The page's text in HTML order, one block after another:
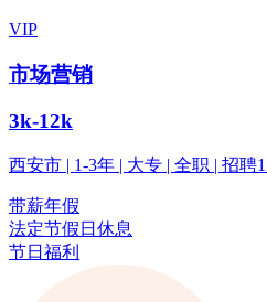
VIP
市场营销
3k-12k
西安市 | 1-3年 | 大专 | 全职 | 招聘1
带薪年假
法定节假日休息
节日福利